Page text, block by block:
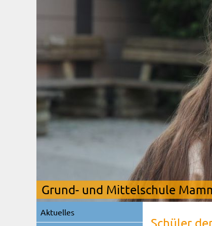
Grund- und Mittelschule
Schüler
Navigation
überspringen
Aktuelles